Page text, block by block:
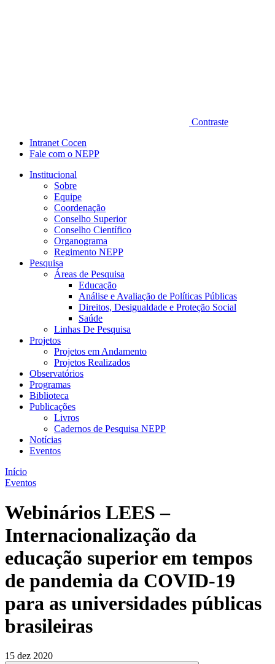
Contraste
Intranet Cocen
Fale com o NEPP
Institucional
Sobre
Equipe
Coordenação
Conselho Superior
Conselho Científico
Organograma
Regimento NEPP
Pesquisa
Áreas de Pesquisa
Educação
Análise e Avaliação de Políticas Públicas
Direitos, Desigualdade e Proteção Social
Saúde
Linhas De Pesquisa
Projetos
Projetos em Andamento
Projetos Realizados
Observatórios
Programas
Biblioteca
Publicações
Livros
Cadernos de Pesquisa NEPP
Notícias
Eventos
Início
Eventos
Webinários LEES –
Internacionalização da
educação superior em tempos
de pandemia da COVID-19
para as universidades públicas
brasileiras
15 dez 2020